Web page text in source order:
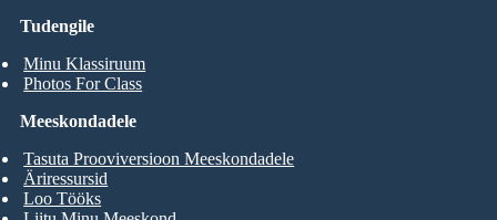
Tudengile
Minu Klassiruum
Photos For Class
Meeskondadele
Tasuta Prooviversioon Meeskondadele
Äriressursid
Loo Tööks